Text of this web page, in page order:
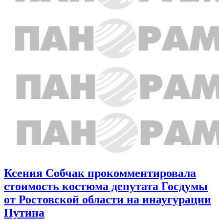
Ксения Собчак прокомментировала
стоимость костюма депутата Госдумы
от Ростовской области на инаугурации
Путина